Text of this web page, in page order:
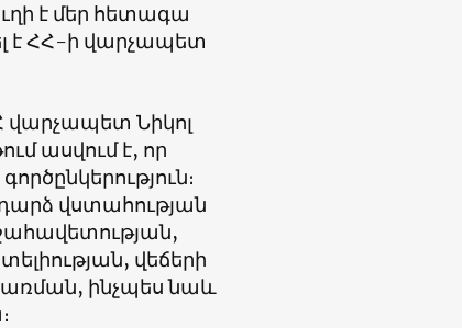
է մեր հետագա
է ՀՀ-ի վարչապետ
Նիկոլ
ասվում է, որ
վստահության
վեճերի
ինչպես նաև